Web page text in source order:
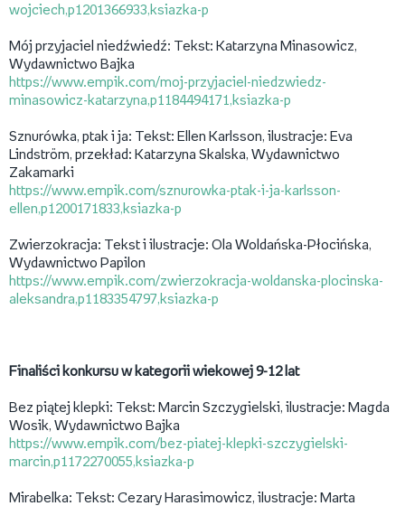
wojciech,p1201366933,ksiazka-p
Mój przyjaciel niedźwiedź: Tekst: Katarzyna Minasowicz,
Wydawnictwo Bajka
https://www.empik.com/moj-przyjaciel-niedzwiedz-
minasowicz-katarzyna,p1184494171,ksiazka-p
Sznurówka, ptak i ja: Tekst: Ellen Karlsson, ilustracje: Eva
Lindström, przekład: Katarzyna Skalska, Wydawnictwo
Zakamarki
https://www.empik.com/sznurowka-ptak-i-ja-karlsson-
ellen,p1200171833,ksiazka-p
Zwierzokracja: Tekst i ilustracje: Ola Woldańska-Płocińska,
Wydawnictwo Papilon
https://www.empik.com/zwierzokracja-woldanska-plocinska-
aleksandra,p1183354797,ksiazka-p
Finaliści konkursu w kategorii wiekowej 9-12 lat
Bez piątej klepki: Tekst: Marcin Szczygielski, ilustracje: Magda
Wosik, Wydawnictwo Bajka
https://www.empik.com/bez-piatej-klepki-szczygielski-
marcin,p1172270055,ksiazka-p
Mirabelka: Tekst: Cezary Harasimowicz, ilustracje: Marta